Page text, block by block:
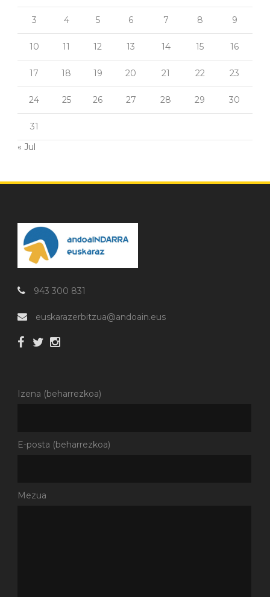
3 4 5 6 7 8 9
10 11 12 13 14 15 16
17 18 19 20 21 22 23
24 25 26 27 28 29 30
31
« Jul
943 300 831
euskarazerbitzua@andoain.eus
Izena (beharrezkoa)
E-posta (beharrezkoa)
Mezua